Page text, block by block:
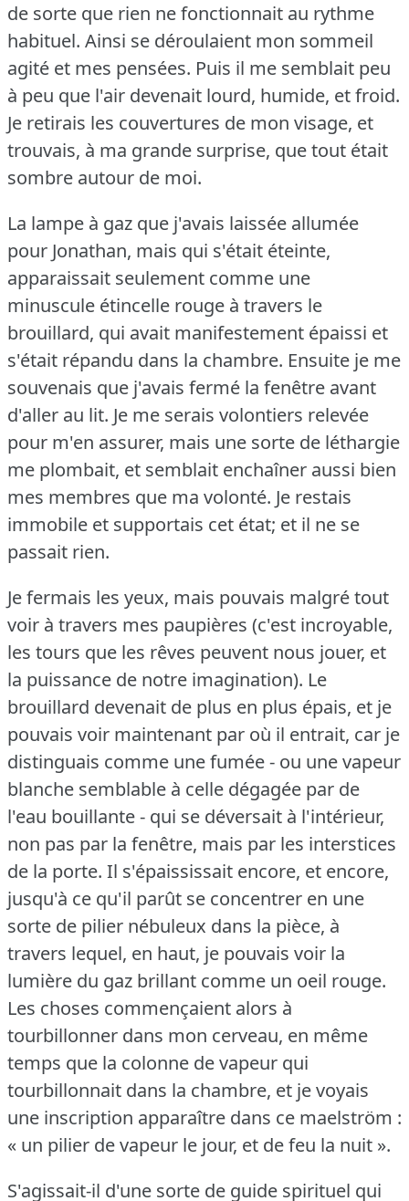
de sorte que rien ne fonctionnait au rythme
habituel. Ainsi se déroulaient mon sommeil
agité et mes pensées. Puis il me semblait peu
à peu que l'air devenait lourd, humide, et froid.
Je retirais les couvertures de mon visage, et
trouvais, à ma grande surprise, que tout était
sombre autour de moi.
La lampe à gaz que j'avais laissée allumée
pour Jonathan, mais qui s'était éteinte,
apparaissait seulement comme une
minuscule étincelle rouge à travers le
brouillard, qui avait manifestement épaissi et
s'était répandu dans la chambre. Ensuite je me
souvenais que j'avais fermé la fenêtre avant
d'aller au lit. Je me serais volontiers relevée
pour m'en assurer, mais une sorte de léthargie
me plombait, et semblait enchaîner aussi bien
mes membres que ma volonté. Je restais
immobile et supportais cet état; et il ne se
passait rien.
Je fermais les yeux, mais pouvais malgré tout
voir à travers mes paupières (c'est incroyable,
les tours que les rêves peuvent nous jouer, et
la puissance de notre imagination). Le
brouillard devenait de plus en plus épais, et je
pouvais voir maintenant par où il entrait, car je
distinguais comme une fumée - ou une vapeur
blanche semblable à celle dégagée par de
l'eau bouillante - qui se déversait à l'intérieur,
non pas par la fenêtre, mais par les interstices
de la porte. Il s'épaississait encore, et encore,
jusqu'à ce qu'il parût se concentrer en une
sorte de pilier nébuleux dans la pièce, à
travers lequel, en haut, je pouvais voir la
lumière du gaz brillant comme un oeil rouge.
Les choses commençaient alors à
tourbillonner dans mon cerveau, en même
temps que la colonne de vapeur qui
tourbillonnait dans la chambre, et je voyais
une inscription apparaître dans ce maelström :
« un pilier de vapeur le jour, et de feu la nuit ».
S'agissait-il d'une sorte de guide spirituel qui